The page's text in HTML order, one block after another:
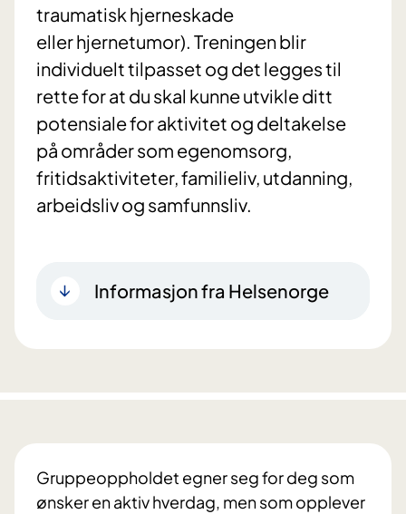
traumatisk hjerneskade
eller hjernetumor). Treningen blir
individuelt tilpasset og det legges til
rette for at du skal kunne utvikle ditt
potensiale for aktivitet og deltakelse
på områder som egenomsorg,
fritidsaktiviteter, familieliv, utdanning,
arbeidsliv og samfunnsliv.
Informasjon fra Helsenorge
Gruppeoppholdet egner seg for deg som
ønsker en aktiv hverdag, men som opplever